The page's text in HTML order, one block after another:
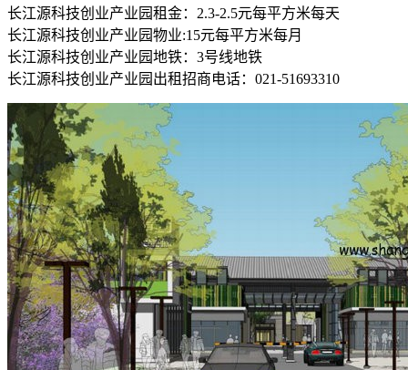
长江源科技创业产业园租金：2.3-2.5元每平方米每天
长江源科技创业产业园物业:15元每平方米每月
长江源科技创业产业园地铁：3号线地铁
长江源科技创业产业园出租招商电话：021-51693310